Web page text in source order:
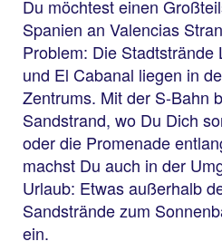
Du möchtest einen
Spanien an Valencias
Problem: Die
und El Cabanal liegen in
Zentrums. Mit der S-Bahn
Sandstrand, wo Du Dich
oder die Promenade
machst Du auch in der
Urlaub: Etwas außerhalb
Sandstrände zum
ein.